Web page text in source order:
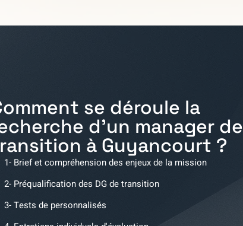
se déroule la
d'un manager de
à Guyancourt ?
1- Brief et compréhension des enjeux de la mission
2- Préqualification des DG de transition
3- Tests de personnalisés